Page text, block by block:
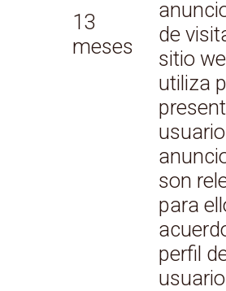
13
meses
de
sitio
utiliza
son
para
perfil